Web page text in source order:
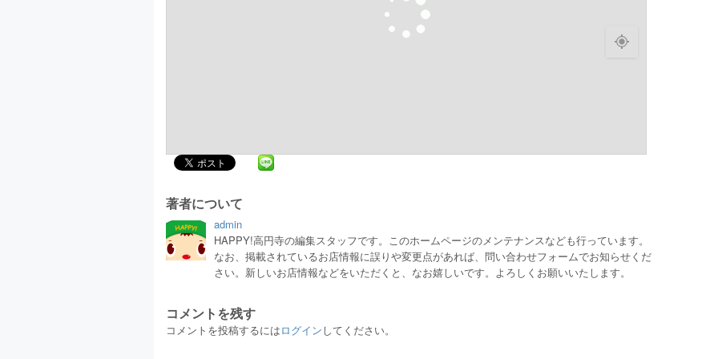
著者について
admin
HAPPY!高円寺の編集スタッフです。このホームページのメンテナンスなども行っています。
なお、掲載されているお店情報に誤りや変更点があれば、問い合わせフォームでお知らせくだ
さい。新しいお店情報などをいただくと、なお嬉しいです。よろしくお願いいたします。
コメントを残す
コメントを投稿するにはログインしてください。